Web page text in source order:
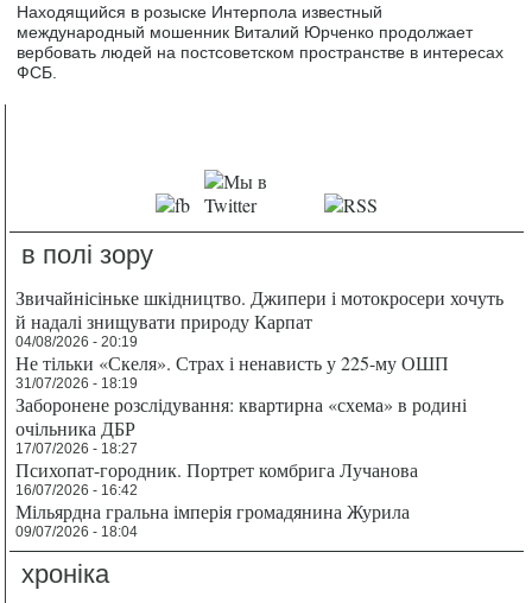
Находящийся в розыске Интерпола известный
международный мошенник Виталий Юрченко продолжает
вербовать людей на постсоветском пространстве в интересах
ФСБ.
в полі зору
Звичайнісіньке шкідництво. Джипери і мотокросери хочуть
й надалі знищувати природу Карпат
04/08/2026 - 20:19
Не тільки «Скеля». Страх і ненависть у 225-му ОШП
31/07/2026 - 18:19
Заборонене розслідування: квартирна «схема» в родині
очільника ДБР
17/07/2026 - 18:27
Психопат-городник. Портрет комбрига Лучанова
16/07/2026 - 16:42
Мільярдна гральна імперія громадянина Журила
09/07/2026 - 18:04
хроніка